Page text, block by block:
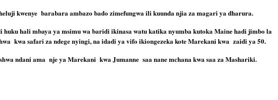
kwenye  barabara ambazo bado zimefungwa ili kuunda njia za magari ya dharura.
huku hali mbaya ya msimu wa baridi ikinasa watu katika nyumba kutoka Maine hadi jimbo la
kwa safari za ndege nyingi, na idadi ya vifo ikiongezeka kote Marekani kwa  zaidi ya 50.
ndani ama  nje ya Marekani  kwa Jumanne  saa nane mchana kwa saa za Mashariki.